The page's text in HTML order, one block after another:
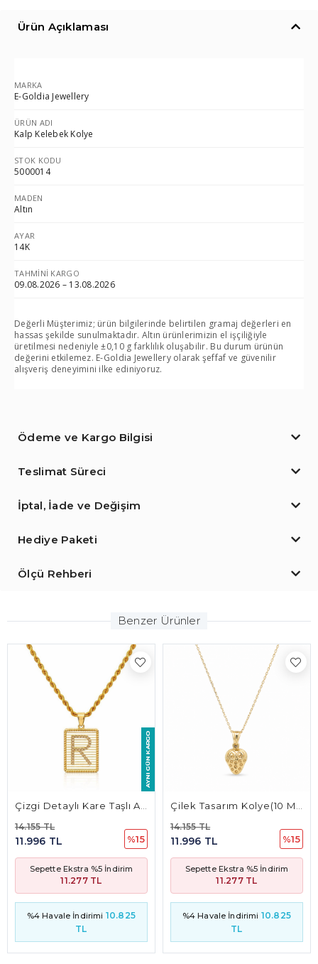
Ürün Açıklaması
MARKA
E-Goldia Jewellery
ÜRÜN ADI
Kalp Kelebek Kolye
STOK KODU
5000014
MADEN
Altın
AYAR
14K
TAHMINI KARGO
09.08.2026 – 13.08.2026
Değerli Müşterimiz; ürün bilgilerinde belirtilen gramaj değerleri en
hassas şekilde sunulmaktadır. Altın ürünlerimizin el işçiliğiyle
üretilmesi nedeniyle ±0,10 g farklılık oluşabilir. Bu durum ürünün
değerini etkilemez. E-Goldia Jewellery olarak şeffaf ve güvenilir
alışveriş deneyimini ilke ediniyoruz.
Ödeme ve Kargo Bilgisi
Teslimat Süreci
İptal, İade ve Değişim
Hediye Paketi
Ölçü Rehberi
Benzer Ürünler
11.996 TL
14.155 TL
%15
Sepette Ekstra %5 İndirim
11.277 TL
%4 Havale İndirimi 10.825
TL
11.996 TL
14.155 TL
%15
Sepette Ekstra %5 İndirim
11.277 TL
%4 Havale İndirimi 10.825
TL